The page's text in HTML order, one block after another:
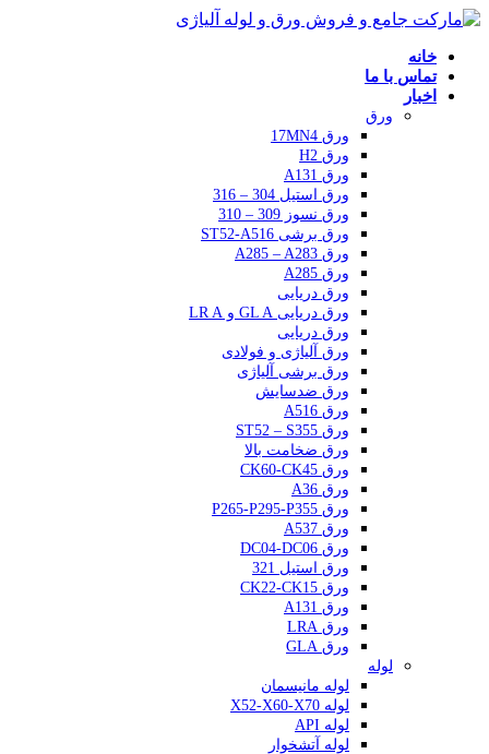
خانه
تماس با ما
اخبار
ورق
ورق 17MN4
ورق H2
ورق A131
ورق استیل 304 – 316
ورق نسوز 309 – 310
ورق برشی ST52-A516
ورق A285 – A283
ورق A285
ورق دریایی
ورق دریایی GL A و LR A
ورق دریایی
ورق آلیاژی و فولادی
ورق برشی آلیاژی
ورق ضدسایش
ورق A516
ورق ST52 – S355
ورق ضخامت بالا
ورق CK60-CK45
ورق A36
ورق P265-P295-P355
ورق A537
ورق DC04-DC06
ورق استیل 321
ورق CK22-CK15
ورق A131
ورق LRA
ورق GLA
لوله
لوله مانیسمان
لوله X52-X60-X70
لوله API
لوله آتشخوار